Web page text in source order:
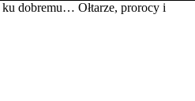
ku dobremu… Ołtarze, prorocy i